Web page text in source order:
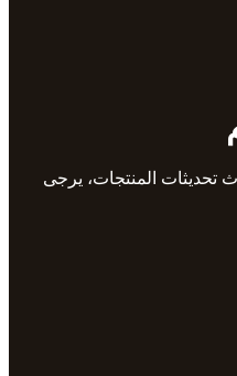
تحديثات المنتجات، يرجى